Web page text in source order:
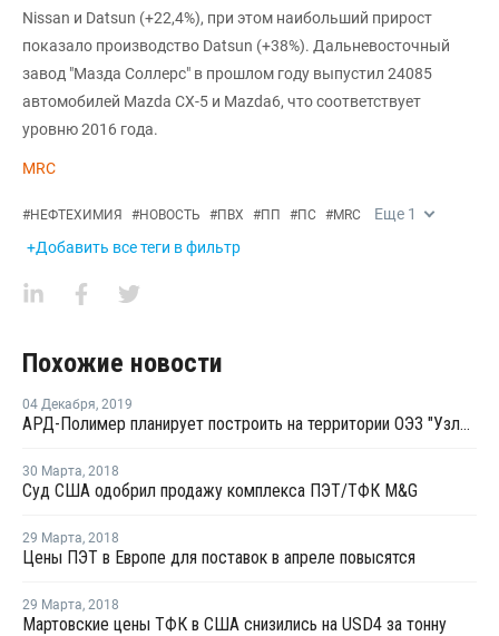
Nissan и Datsun (+22,4%), при этом наибольший прирост
показало производство Datsun (+38%). Дальневосточный
завод "Мазда Соллерс" в прошлом году выпустил 24085
автомобилей Mazda СХ-5 и Mazda6, что соответствует
уровню 2016 года.
MRC
#НЕФТЕХИМИЯ #НОВОСТЬ #ПВХ #ПП #ПС #MRC Еще 1
+Добавить все теги в фильтр
Похожие новости
04 Декабря, 2019
АРД-Полимер планирует построить на территории ОЭЗ "Узловая" производство пленок из ПЭТ
30 Марта, 2018
Суд США одобрил продажу комплекса ПЭТ/ТФК M&G
29 Марта, 2018
Цены ПЭТ в Европе для поставок в апреле повысятся
29 Марта, 2018
Мартовские цены ТФК в США снизились на USD4 за тонну